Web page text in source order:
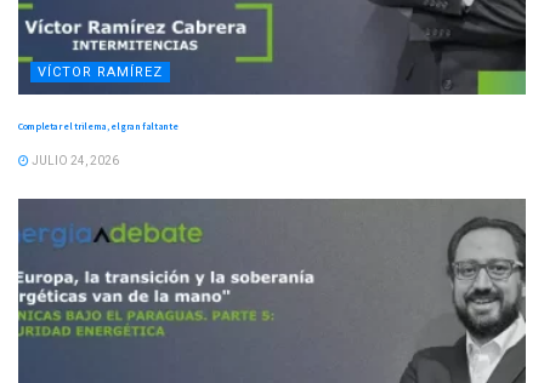
VÍCTOR RAMÍREZ
Completar el trilema, el gran faltante
JULIO 24, 2026